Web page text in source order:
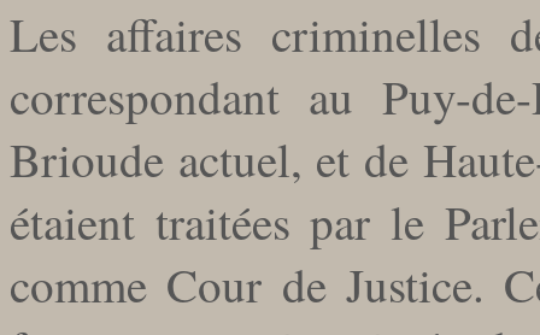
Les affaires criminelles
correspondant au Puy-
Brioude actuel, et de
étaient traitées par le
comme Cour de Justice.